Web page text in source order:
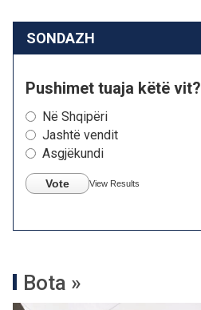
SONDAZH
Pushimet tuaja këtë vit?
Në Shqipëri
Jashtë vendit
Asgjëkundi
Vote View Results
Bota »